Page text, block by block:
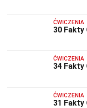
ĆWICZENIA
30 Fakty
ĆWICZENIA
34 Fakty
ĆWICZENIA
31 Fakty